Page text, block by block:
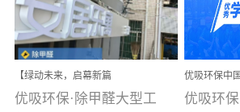
权，获
号。
给自足
在广州
品线生
【绿动未来，启幕新篇
章】优吸环保中标深圳安
居乐寓，超大型工装室内
优吸环保·除甲醛大型工
优吸环保中
校施工案例(
优吸环